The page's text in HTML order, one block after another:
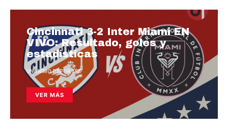
Cincinnati 3-2 Inter Miami EN
VIVO: Resultado, goles y
estadísticas
UNANIMO DEPORTES
VER MÁS